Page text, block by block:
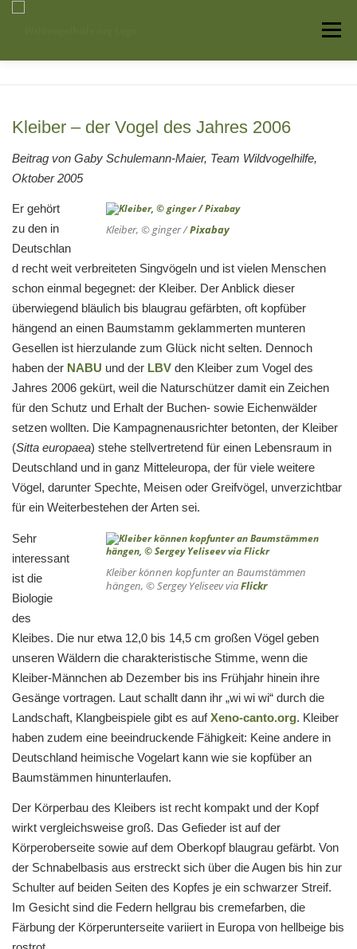
Menü
Auffangstationen
Kleiber – der Vogel des Jahres 2006
Beitrag von Gaby Schulemann-Maier, Team Wildvogelhilfe,
Oktober 2005
Kleiber, © ginger /Pixabay
Er gehört
zu den in
Deutschlan
d recht weit verbreiteten Singvögeln und ist vielen Menschen
schon einmal begegnet: der Kleiber. Der Anblick dieser
überwiegend bläulich bis blaugrau gefärbten, oft kopfüber
hängend an einen Baumstamm geklammerten munteren
Gesellen ist hierzulande zum Glück nicht selten. Dennoch
haben der NABU und der LBV den Kleiber zum Vogel des
Jahres 2006 gekürt, weil die Naturschützer damit ein Zeichen
für den Schutz und Erhalt der Buchen- sowie Eichenwälder
setzen wollten. Die Kampagnenausrichter betonten, der Kleiber
(Sitta europaea) stehe stellvertretend für einen Lebensraum in
Deutschland und in ganz Mitteleuropa, der für viele weitere
Vögel, darunter Spechte, Meisen oder Greifvögel, unverzichtbar
für ein Weiterbestehen der Arten sei.
Kleiber können kopfunter an Baumstämmen
hängen, © Sergey Yeliseev viaFlickr
Sehr
interessant
ist die
Biologie
des
Kleibes. Die nur etwa 12,0 bis 14,5 cm großen Vögel geben
unseren Wäldern die charakteristische Stimme, wenn die
Kleiber-Männchen ab Dezember bis ins Frühjahr hinein ihre
Gesänge vortragen. Laut schallt dann ihr „wi wi wi“ durch die
Landschaft, Klangbeispiele gibt es aufXeno-canto.org. Kleiber
haben zudem eine beeindruckende Fähigkeit: Keine andere in
Deutschland heimische Vogelart kann wie sie kopfüber an
Baumstämmen hinunterlaufen.
Der Körperbau des Kleibers ist recht kompakt und der Kopf
wirkt vergleichsweise groß. Das Gefieder ist auf der
Körperoberseite sowie auf dem Oberkopf blaugrau gefärbt. Von
der Schnabelbasis aus erstreckt sich über die Augen bis hin zur
Schulter auf beiden Seiten des Kopfes je ein schwarzer Streif.
Im Gesicht sind die Federn hellgrau bis cremefarben, die
Färbung der Körperunterseite variiert in Europa von hellbeige bis